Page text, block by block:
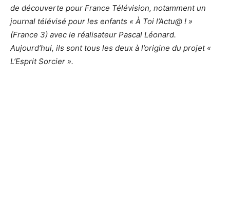
de découverte pour France Télévision, notamment un
journal télévisé pour les enfants « À Toi l’Actu@ ! »
(France 3) avec le réalisateur Pascal Léonard.
Aujourd’hui, ils sont tous les deux à l’origine du projet «
L’Esprit Sorcier ».